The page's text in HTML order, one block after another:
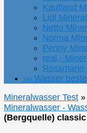
Kaufland
Lidl
Netto
Norma
Penny
real,-
Rossmann
››› Wasser
Mineralwasser Test »
Mineralwasser -
(Bergquelle)